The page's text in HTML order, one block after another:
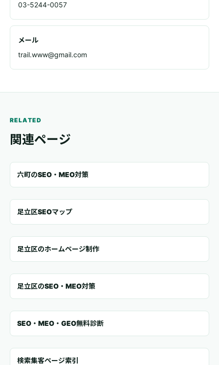
03-5244-0057
メール
trail.www@gmail.com
RELATED
関連ページ
六町のSEO・MEO対策
足立区SEOマップ
足立区のホームページ制作
足立区のSEO・MEO対策
SEO・MEO・GEO無料診断
検索集客ページ索引